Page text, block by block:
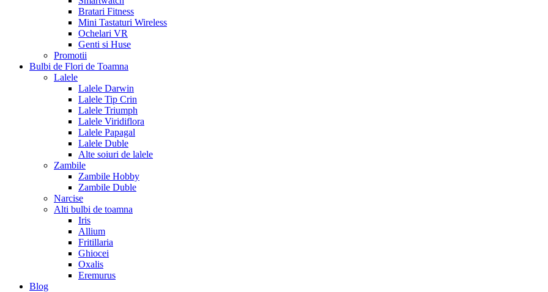
Bratari Fitness
Mini Tastaturi Wireless
Ochelari VR
Genti si Huse
Promotii
Bulbi de Flori de Toamna
Lalele
Lalele Darwin
Lalele Tip Crin
Lalele Triumph
Lalele Viridiflora
Lalele Papagal
Lalele Duble
Alte soiuri de lalele
Zambile
Zambile Hobby
Zambile Duble
Narcise
Alti bulbi de toamna
Iris
Allium
Fritillaria
Ghiocei
Oxalis
Eremurus
Blog